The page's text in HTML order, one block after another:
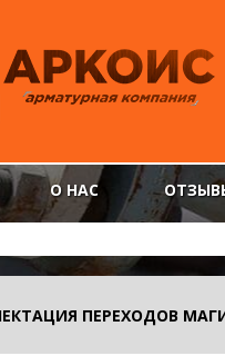
О НАС
ПЕРЕХОДОВ